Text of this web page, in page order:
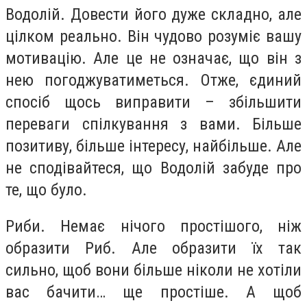
Водолій. Довести його дуже складно, але
цілком реально. Він чудово розуміє вашу
мотивацію. Але це не означає, що він з
нею погоджуватиметься. Отже, єдиний
спосіб щось виправити – збільшити
переваги спілкування з вами. Більше
позитиву, більше інтересу, найбільше. Але
не сподівайтеся, що Водолій забуде про
те, що було.
Риби. Немає нічого простішого, ніж
образити Риб. Але образити їх так
сильно, щоб вони більше ніколи не хотіли
вас бачити… ще простіше. А щоб